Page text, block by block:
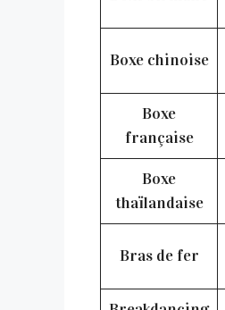
Boxe chinoise
Boxe
française
Boxe
thaïlandaise
Bras de fer